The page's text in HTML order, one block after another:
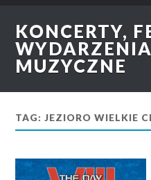
KONCERTY,
WYDARZENIA
MUZYCZNE
TAG: JEZIORO WIELKIE